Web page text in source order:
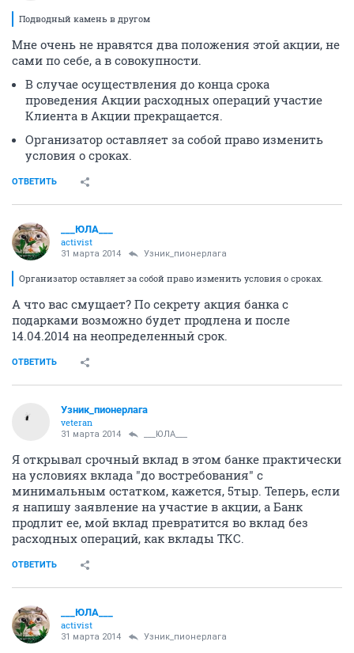
Подводный камень в другом
Мне очень не нравятся два положения этой акции, не
сами по себе, а в совокупности.
В случае осуществления до конца срока
проведения Акции расходных операций участие
Клиента в Акции прекращается.
Организатор оставляет за собой право изменить
условия о сроках.
ОТВЕТИТЬ
___ЮЛА___
activist
31 марта 2014 Узник_пионерлага
Организатор оставляет за собой право изменить условия о сроках.
А что вас смущает? По секрету акция банка с
подарками возможно будет продлена и после
14.04.2014 на неопределенный срок.
ОТВЕТИТЬ
Узник_пионерлага
veteran
31 марта 2014 ___ЮЛА___
Я открывал срочный вклад в этом банке практически
на условиях вклада "до востребования" с
минимальным остатком, кажется, 5тыр. Теперь, если
я напишу заявление на участие в акции, а Банк
продлит ее, мой вклад превратится во вклад без
расходных операций, как вклады ТКС.
ОТВЕТИТЬ
___ЮЛА___
activist
31 марта 2014 Узник_пионерлага